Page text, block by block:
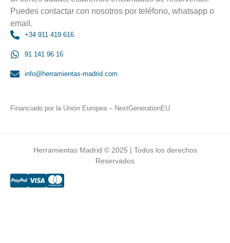
Puedes contactar con nosotros por teléfono, whatsapp o
email.
+34 911 419 616
91 141 96 16
info@herramientas-madrid.com
Financiado por la Unión Europea – NextGenerationEU
Herramientas Madrid © 2025 | Todos los derechos
Reservados